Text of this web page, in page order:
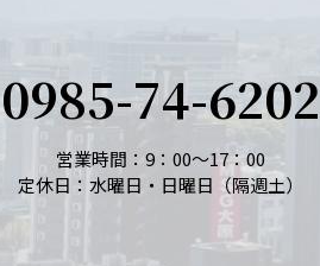
0985-74-6202
営業時間：9：00～17：00
定休日：水曜日・日曜日（隔週土）